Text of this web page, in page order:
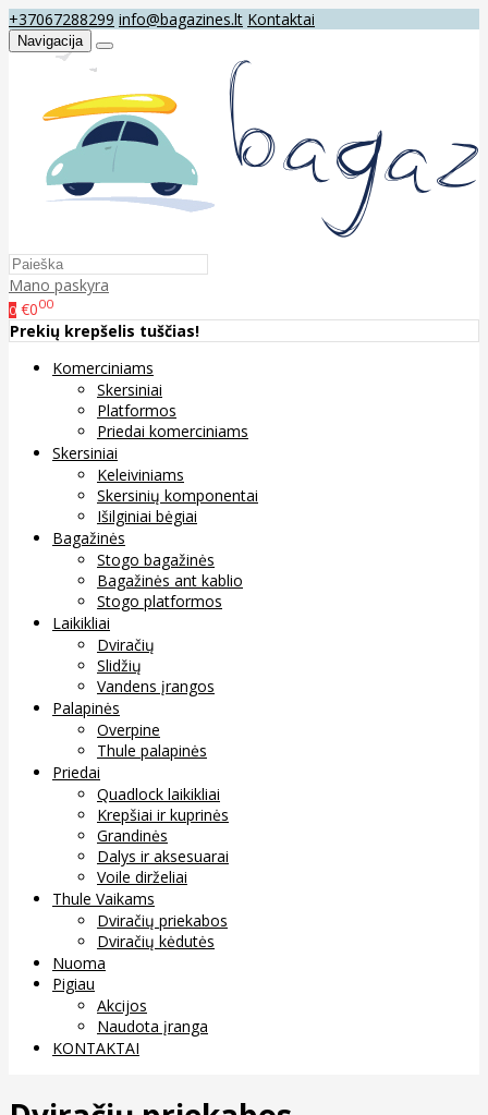
+37067288299 info@bagazines.lt Kontaktai
Navigacija
Mano paskyra
0 €000
Prekių krepšelis tuščias!
Komerciniams
Skersiniai
Platformos
Priedai komerciniams
Skersiniai
Keleiviniams
Skersinių komponentai
Išilginiai bėgiai
Bagažinės
Stogo bagažinės
Bagažinės ant kablio
Stogo platformos
Laikikliai
Dviračių
Slidžių
Vandens įrangos
Palapinės
Overpine
Thule palapinės
Priedai
Quadlock laikikliai
Krepšiai ir kuprinės
Grandinės
Dalys ir aksesuarai
Voile dirželiai
Thule Vaikams
Dviračių priekabos
Dviračių kėdutės
Nuoma
Pigiau
Akcijos
Naudota įranga
KONTAKTAI